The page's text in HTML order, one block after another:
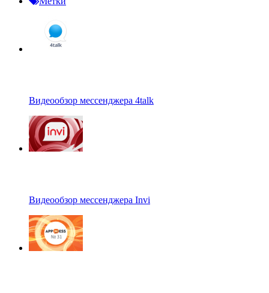
Видеообзор мессенджера 4talk
Видеообзор мессенджера Invi